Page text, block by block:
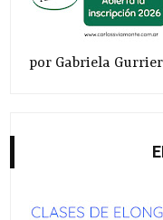
por Gabriela